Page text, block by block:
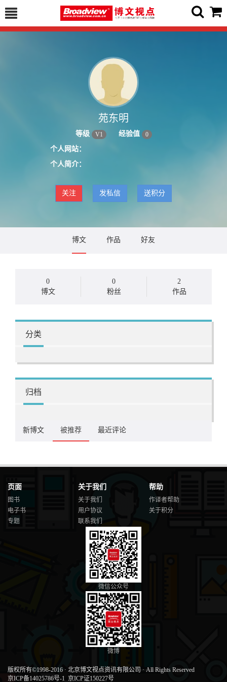
苑东明
等级 V1 经验值 0
个人网站：
个人简介：
关注 发私信 送积分
博文 作品 好友
0
博文
0
粉丝
2
作品
分类
归档
新博文 被推荐 最近评论
页面
图书
电子书
专题
关于我们
关于我们
用户协议
联系我们
帮助
作译者帮助
关于积分
微信公众号
微博
版权所有©1998-2016 · 北京博文视点资讯有限公司 · All Rights Reserved
京ICP备14025786号-1 京ICP证150227号